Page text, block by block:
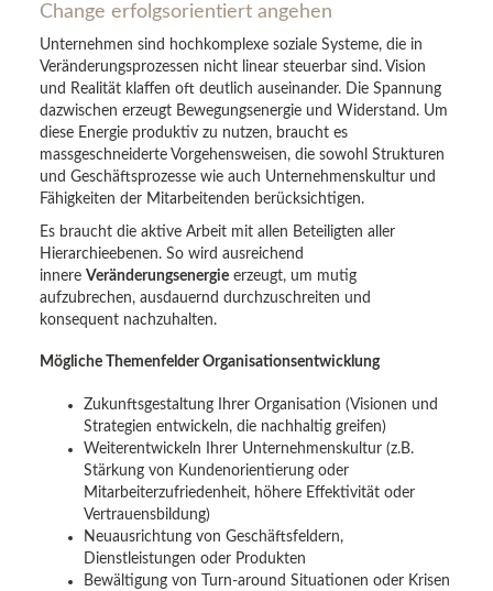
Change erfolgsorientiert angehen
Unternehmen sind hochkomplexe soziale Systeme, die in
Veränderungsprozessen nicht linear steuerbar sind. Vision
und Realität klaffen oft deutlich auseinander. Die Spannung
dazwischen erzeugt Bewegungsenergie und Widerstand. Um
diese Energie produktiv zu nutzen, braucht es
massgeschneiderte Vorgehensweisen, die sowohl Strukturen
und Geschäftsprozesse wie auch Unternehmenskultur und
Fähigkeiten der Mitarbeitenden berücksichtigen.
Es braucht die aktive Arbeit mit allen Beteiligten aller
Hierarchieebenen. So wird ausreichend
innere Veränderungsenergie erzeugt, um mutig
aufzubrechen, ausdauernd durchzuschreiten und
konsequent nachzuhalten.
Mögliche Themenfelder Organisationsentwicklung
Zukunftsgestaltung Ihrer Organisation (Visionen und
Strategien entwickeln, die nachhaltig greifen)
Weiterentwickeln Ihrer Unternehmenskultur (z.B.
Stärkung von Kundenorientierung oder
Mitarbeiterzufriedenheit, höhere Effektivität oder
Vertrauensbildung)
Neuausrichtung von Geschäftsfeldern,
Dienstleistungen oder Produkten
Bewältigung von Turn-around Situationen oder Krisen